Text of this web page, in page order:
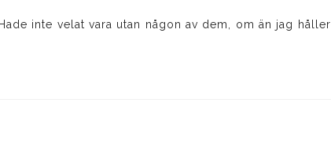
inte velat vara utan någon av dem, om än jag håller